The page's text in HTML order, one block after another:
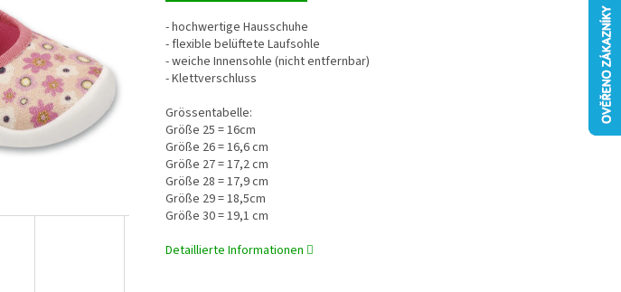
-hochwertige Hausschuhe
- flexible belüftete Laufsohle
- weiche Innensohle (nicht entfernbar)
- Klettverschluss
Grössentabelle:
Größe 25 = 16cm
Größe 26 = 16,6 cm
Größe 27 = 17,2 cm
Größe 28 = 17,9 cm
Größe 29 = 18,5cm
Größe 30 = 19,1 cm
Detaillierte Informationen